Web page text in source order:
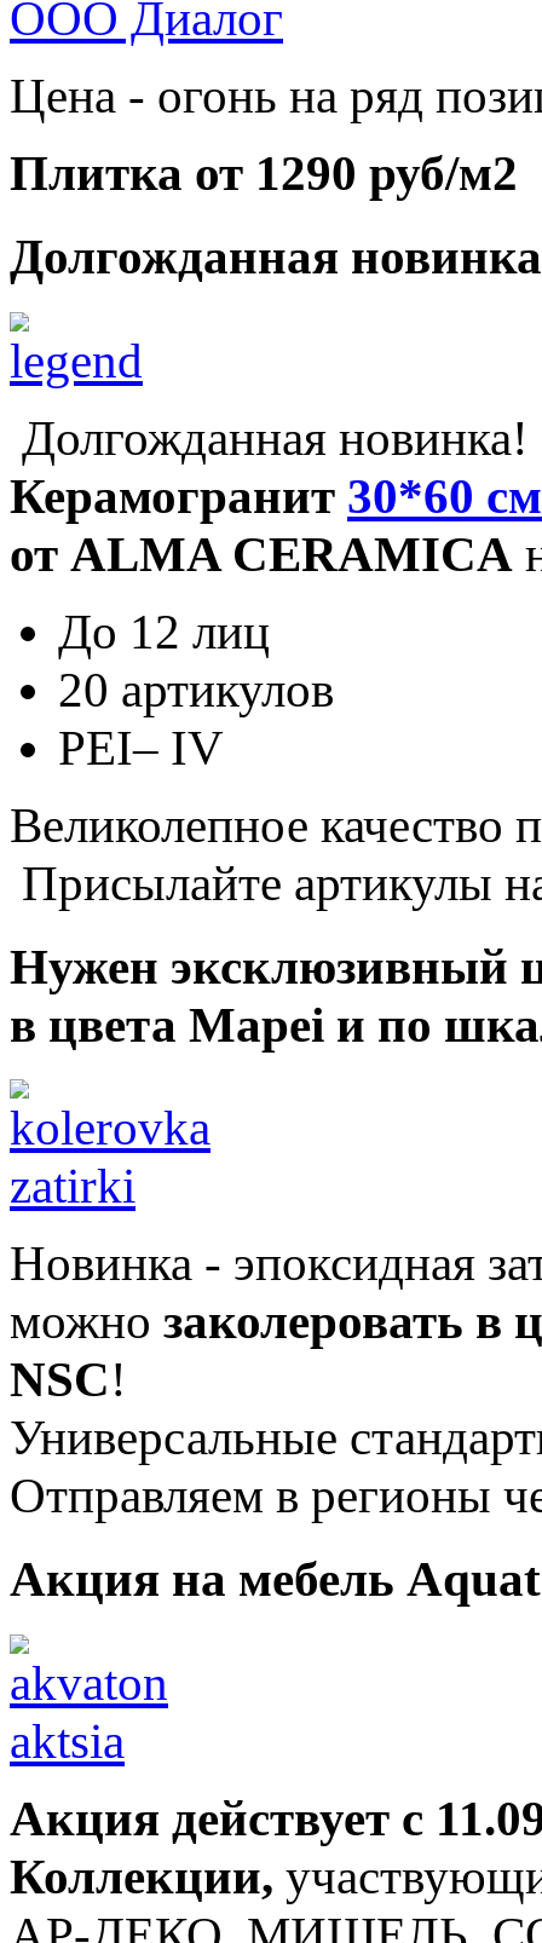
Цена - огонь на ряд
Плитка от 1290 руб/м2
Долгожданная
Долгожданная новинка!
Керамогранит 30*60
от ALMA CERAMICA
До 12 лиц
20 артикулов
PEI– IV
Великолепное качество
Присылайте артикулы
Нужен эксклюзивный
в цвета Mapei и по
Новинка - эпоксидная
можно заколеровать в
NSC!
Универсальные
Отправляем в регионы
Акция на мебель
Акция действует с
Коллекции,